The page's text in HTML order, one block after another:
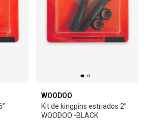
WOODOO
Kit de kingpins estriados 2”
WOODOO -BLACK